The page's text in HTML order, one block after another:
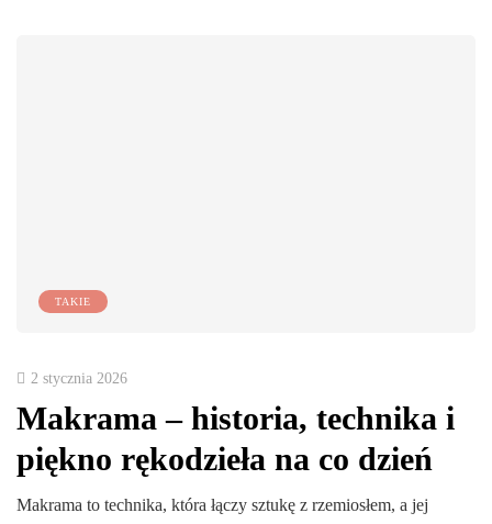
TAKIE
2 stycznia 2026
Makrama – historia, technika i
piękno rękodzieła na co dzień
Makrama to technika, która łączy sztukę z rzemiosłem, a jej